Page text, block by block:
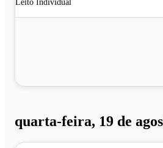
Leito Individual
quarta-feira, 19 de